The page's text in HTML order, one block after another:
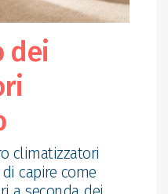
dei
climatizzatori
capire come